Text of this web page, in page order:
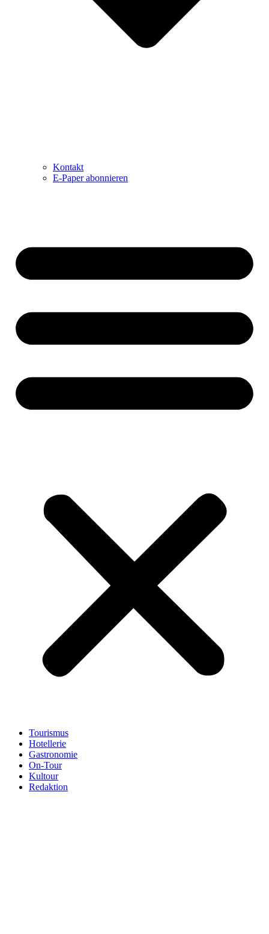
Kontakt
E-Paper abonnieren
Tourismus
Hotellerie
Gastronomie
On-Tour
Kultour
Redaktion